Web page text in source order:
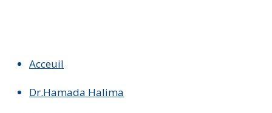
Acceuil
Dr.Hamada Halima